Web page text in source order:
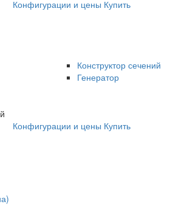
Конфигурации и цены Купить
Конструктор сечений
Генератор
Конфигурации и цены Купить